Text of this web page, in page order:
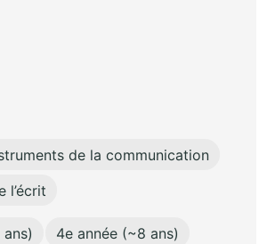
de la communication
l’écrit
4e année (~8 ans)